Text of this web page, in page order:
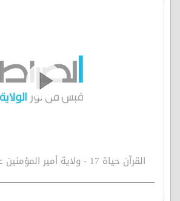
القرآن حياة 17 - ولاية أمير المؤمنين عليه السلام